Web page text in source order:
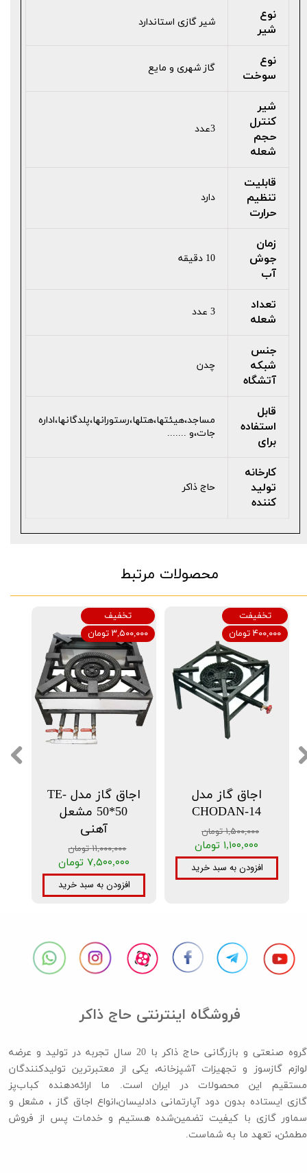
نوع
شیر
شیر گازی استاندارد
نوع
سوخت
گاز شهری و مایع
شیر
کنترل
حجم
شعله
3عدد
قابلیت
تنظیم
حرارت
دارد
زمان
جوش
آب
10 دقیقه
تعداد
شعله
3 عدد
جنس
شبکه
آتشگاه
چدن
قابل
استفاده
برای
مساجد،هیئتها،هتلها،رستورانها،پلدگانها،اداره
جات،و .......
کارخانه
تولید
کننده
حاج ذاکر
محصولات مرتبط
اجاق گاز مدل TE-
50*50 مشعل
آهنی
۱۱,۰۰۰,۰۰۰ تومان
۷,۵۰۰,۰۰۰ تومان
افزودن به سبد خرید
تخفیف
۳,۵۰۰,۰۰۰ تومان
اجاق گاز مدل
CHODAN-14
۱,۵۰۰,۰۰۰ تومان
۱,۱۰۰,۰۰۰ تومان
افزودن به سبد خرید
تخفیفت
۴۰۰,۰۰۰ تومان
فروشگاه اینترنتی حاج ذاکر
گروه صنعتی و بازرگانی حاج ذاکر با 20 سال تجربه در تولید و عرضه
لوازم گازسوز و تجهیزات آشپزخانه، یکی از معتبرترین تولیدکنندگان
مستقیم این محصولات در ایران است. ما ارائه‌دهنده کباب‌پز
گازی ایستاده بدون دود آپارتمانی دادلیسان،انواع اجاق گاز ،​​​​​​​ مشعل و
سماور گازی با کیفیت تضمین‌شده هستیم و خدمات پس از فروش
مطمئن، تعهد ما به شماست.